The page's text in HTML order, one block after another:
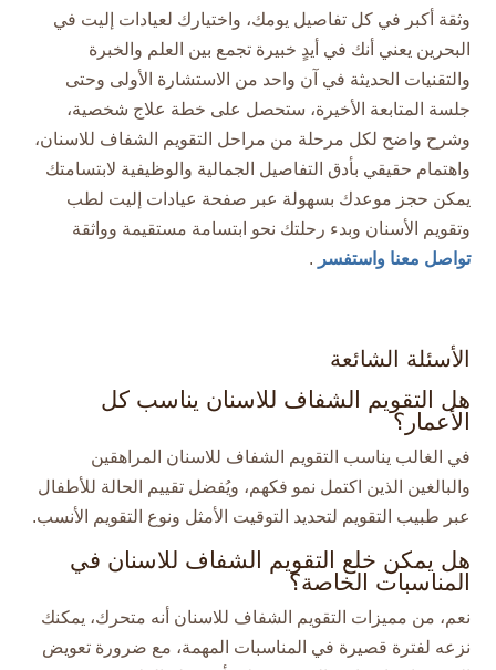
وثقة أكبر في كل تفاصيل يومك، واختيارك لعيادات إليت في
البحرين يعني أنك في أيدٍ خبيرة تجمع بين العلم والخبرة
والتقنيات الحديثة في آن واحد من الاستشارة الأولى وحتى
جلسة المتابعة الأخيرة، ستحصل على خطة علاج شخصية،
وشرح واضح لكل مرحلة من مراحل التقويم الشفاف للاسنان،
واهتمام حقيقي بأدق التفاصيل الجمالية والوظيفية لابتسامتك
يمكن حجز موعدك بسهولة عبر صفحة عيادات إليت لطب
وتقويم الأسنان وبدء رحلتك نحو ابتسامة مستقيمة وواثقة
تواصل معنا واستفسر .
الأسئلة الشائعة
هل التقويم الشفاف للاسنان يناسب كل
الأعمار؟
في الغالب يناسب التقويم الشفاف للاسنان المراهقين
والبالغين الذين اكتمل نمو فكهم، ويُفضل تقييم الحالة للأطفال
عبر طبيب التقويم لتحديد التوقيت الأمثل ونوع التقويم الأنسب.​
هل يمكن خلع التقويم الشفاف للاسنان في
المناسبات الخاصة؟
نعم، من مميزات التقويم الشفاف للاسنان أنه متحرك، يمكنك
نزعه لفترة قصيرة في المناسبات المهمة، مع ضرورة تعويض